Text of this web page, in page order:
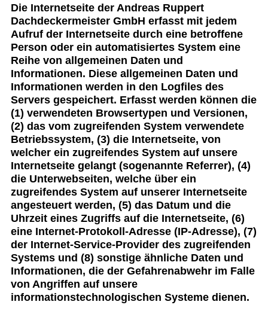
Die Internetseite der Andreas Ruppert
Dachdeckermeister GmbH erfasst mit jedem
Aufruf der Internetseite durch eine betroffene
Person oder ein automatisiertes System eine
Reihe von allgemeinen Daten und
Informationen. Diese allgemeinen Daten und
Informationen werden in den Logfiles des
Servers gespeichert. Erfasst werden können die
(1) verwendeten Browsertypen und Versionen,
(2) das vom zugreifenden System verwendete
Betriebssystem, (3) die Internetseite, von
welcher ein zugreifendes System auf unsere
Internetseite gelangt (sogenannte Referrer), (4)
die Unterwebseiten, welche über ein
zugreifendes System auf unserer Internetseite
angesteuert werden, (5) das Datum und die
Uhrzeit eines Zugriffs auf die Internetseite, (6)
eine Internet-Protokoll-Adresse (IP-Adresse), (7)
der Internet-Service-Provider des zugreifenden
Systems und (8) sonstige ähnliche Daten und
Informationen, die der Gefahrenabwehr im Falle
von Angriffen auf unsere
informationstechnologischen Systeme dienen.